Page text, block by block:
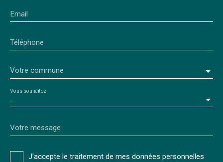
Email
Téléphone
Votre commune
-
Vous souhaitez
Votre message
J'accepte le traitement de mes données personnelles